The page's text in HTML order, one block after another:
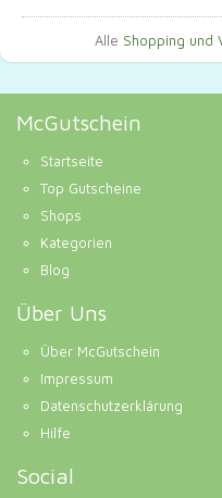
Alle Shopping und
McGutschein
Startseite
Top Gutscheine
Shops
Kategorien
Blog
Über Uns
Über McGutschein
Impressum
Datenschutzerklärung
Hilfe
Social